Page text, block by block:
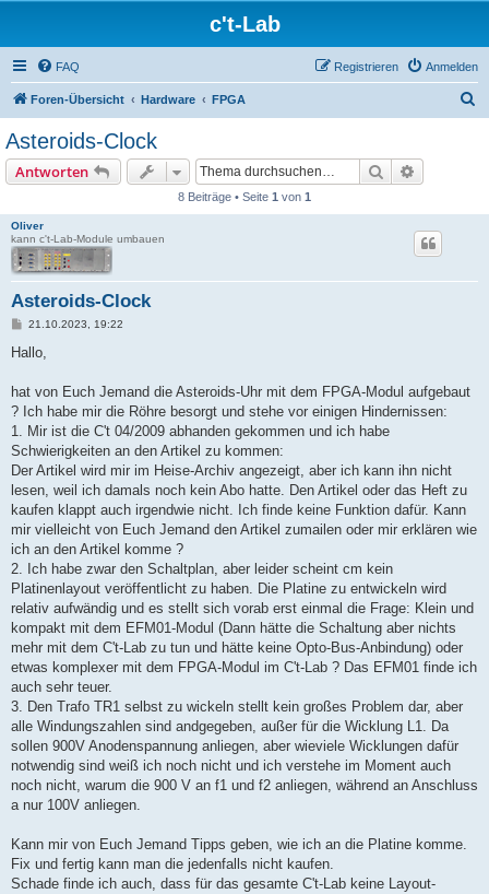
c't-Lab
FAQ Anmelden
Registrieren
Foren-Übersicht Hardware FPGA
Asteroids-Clock
Antworten Suche
8 Beiträge • Seite 1 von 1
Oliver
kann c't-Lab-Module umbauen
Asteroids-Clock
B
i
a
21.10.2023, 19:22
Hallo,
hat von Euch Jemand die Asteroids-Uhr mit dem FPGA-Modul aufgebaut
? Ich habe mir die Röhre besorgt und stehe vor einigen Hindernissen:
1. Mir ist die C't 04/2009 abhanden gekommen und ich habe
Schwierigkeiten an den Artikel zu kommen:
Der Artikel wird mir im Heise-Archiv angezeigt, aber ich kann ihn nicht
lesen, weil ich damals noch kein Abo hatte. Den Artikel oder das Heft zu
kaufen klappt auch irgendwie nicht. Ich finde keine Funktion dafür. Kann
mir vielleicht von Euch Jemand den Artikel zumailen oder mir erklären wie
ich an den Artikel komme ?
2. Ich habe zwar den Schaltplan, aber leider scheint cm kein
Platinenlayout veröffentlicht zu haben. Die Platine zu entwickeln wird
relativ aufwändig und es stellt sich vorab erst einmal die Frage: Klein und
kompakt mit dem EFM01-Modul (Dann hätte die Schaltung aber nichts
mehr mit dem C't-Lab zu tun und hätte keine Opto-Bus-Anbindung) oder
etwas komplexer mit dem FPGA-Modul im C't-Lab ? Das EFM01 finde ich
auch sehr teuer.
3. Den Trafo TR1 selbst zu wickeln stellt kein großes Problem dar, aber
alle Windungszahlen sind andgegeben, außer für die Wicklung L1. Da
sollen 900V Anodenspannung anliegen, aber wieviele Wicklungen dafür
notwendig sind weiß ich noch nicht und ich verstehe im Moment auch
noch nicht, warum die 900 V an f1 und f2 anliegen, während an Anschluss
a nur 100V anliegen.
Kann mir von Euch Jemand Tipps geben, wie ich an die Platine komme.
Fix und fertig kann man die jedenfalls nicht kaufen.
Schade finde ich auch, dass für das gesamte C't-Lab keine Layout-